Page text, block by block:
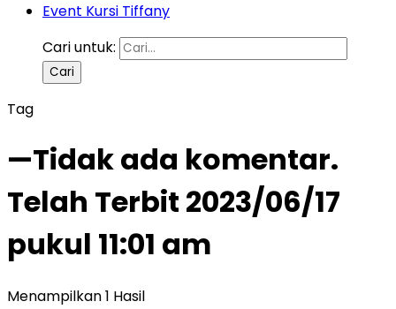
Event Kursi Tiffany
Cari untuk:
Tag
—Tidak ada komentar.
Telah Terbit 2023/06/17
pukul 11:01 am
Menampilkan 1 Hasil